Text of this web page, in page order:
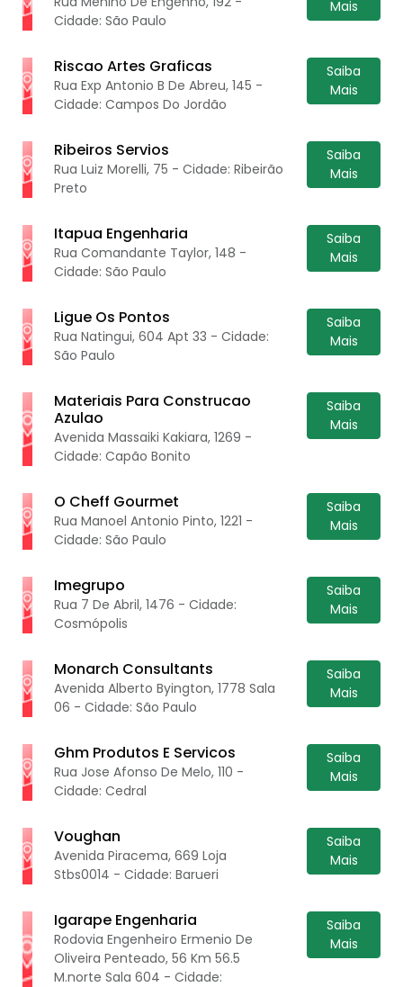
Cidade: São Paulo
Mais
Riscao Artes Graficas
Rua Exp Antonio B De Abreu, 145 -
Cidade: Campos Do Jordão
Saiba
Mais
Ribeiros Servios
Rua Luiz Morelli, 75 - Cidade: Ribeirão
Preto
Saiba
Mais
Itapua Engenharia
Rua Comandante Taylor, 148 -
Cidade: São Paulo
Saiba
Mais
Ligue Os Pontos
Rua Natingui, 604 Apt 33 - Cidade:
São Paulo
Saiba
Mais
Materiais Para Construcao
Azulao
Avenida Massaiki Kakiara, 1269 -
Cidade: Capão Bonito
Saiba
Mais
O Cheff Gourmet
Rua Manoel Antonio Pinto, 1221 -
Cidade: São Paulo
Saiba
Mais
Imegrupo
Rua 7 De Abril, 1476 - Cidade:
Cosmópolis
Saiba
Mais
Monarch Consultants
Avenida Alberto Byington, 1778 Sala
06 - Cidade: São Paulo
Saiba
Mais
Ghm Produtos E Servicos
Rua Jose Afonso De Melo, 110 -
Cidade: Cedral
Saiba
Mais
Voughan
Avenida Piracema, 669 Loja
Stbs0014 - Cidade: Barueri
Saiba
Mais
Igarape Engenharia
Rodovia Engenheiro Ermenio De
Oliveira Penteado, 56 Km 56.5
M.norte Sala 604 - Cidade:
Saiba
Mais